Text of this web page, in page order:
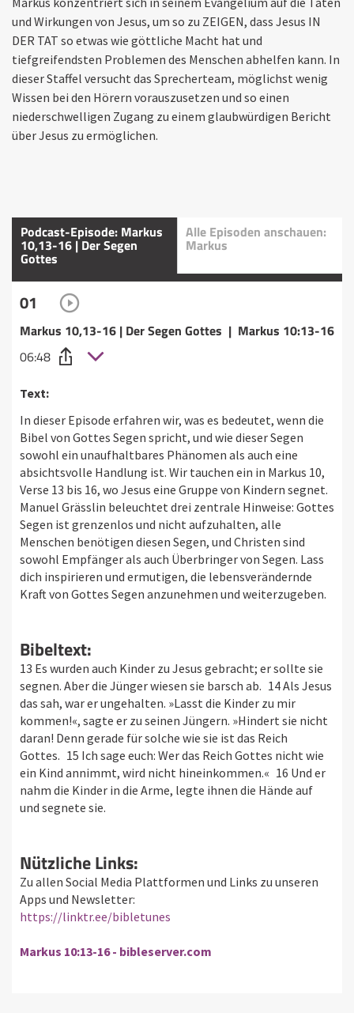
und Wirkungen von Jesus, um so zu ZEIGEN, dass Jesus IN
DER TAT so etwas wie göttliche Macht hat und
tiefgreifendsten Problemen des Menschen abhelfen kann. In
dieser Staffel versucht das Sprecherteam, möglichst wenig
Wissen bei den Hörern vorauszusetzen und so einen
niederschwelligen Zugang zu einem glaubwürdigen Bericht
über Jesus zu ermöglichen.
Podcast-Episode: Markus
10,13-16 | Der Segen
Gottes
Alle Episoden anschauen:
Markus
01
Markus 10,13-16 | Der Segen Gottes | Markus 10:13-16
06:48
Text:
In dieser Episode erfahren wir, was es bedeutet, wenn die
Bibel von Gottes Segen spricht, und wie dieser Segen
sowohl ein unaufhaltbares Phänomen als auch eine
absichtsvolle Handlung ist. Wir tauchen ein in Markus 10,
Verse 13 bis 16, wo Jesus eine Gruppe von Kindern segnet.
Manuel Grässlin beleuchtet drei zentrale Hinweise: Gottes
Segen ist grenzenlos und nicht aufzuhalten, alle
Menschen benötigen diesen Segen, und Christen sind
sowohl Empfänger als auch Überbringer von Segen. Lass
dich inspirieren und ermutigen, die lebensverändernde
Kraft von Gottes Segen anzunehmen und weiterzugeben.
Bibeltext:
13 Es wurden auch Kinder zu Jesus gebracht; er sollte sie
segnen. Aber die Jünger wiesen sie barsch ab. 14 Als Jesus
das sah, war er ungehalten. »Lasst die Kinder zu mir
kommen!«, sagte er zu seinen Jüngern. »Hindert sie nicht
daran! Denn gerade für solche wie sie ist das Reich
Gottes. 15 Ich sage euch: Wer das Reich Gottes nicht wie
ein Kind annimmt, wird nicht hineinkommen.« 16 Und er
nahm die Kinder in die Arme, legte ihnen die Hände auf
und segnete sie.
Nützliche Links:
Zu allen Social Media Plattformen und Links zu unseren
Apps und Newsletter:
https://linktr.ee/bibletunes
Markus 10:13-16 - bibleserver.com